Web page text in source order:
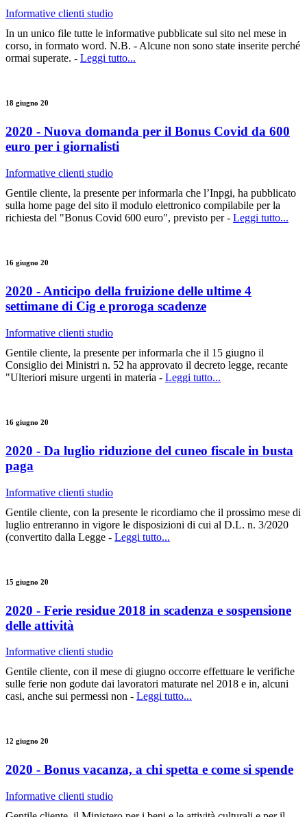
Informative clienti studio
In un unico file tutte le informative pubblicate sul sito nel mese in
corso, in formato word. N.B. - Alcune non sono state inserite perché
ormai superate. - Leggi tutto...
18 giugno 20
2020 - Nuova domanda per il Bonus Covid da 600
euro per i giornalisti
Informative clienti studio
Gentile cliente, la presente per informarla che l’Inpgi, ha pubblicato
sulla home page del sito il modulo elettronico compilabile per la
richiesta del "Bonus Covid 600 euro", previsto per - Leggi tutto...
16 giugno 20
2020 - Anticipo della fruizione delle ultime 4
settimane di Cig e proroga scadenze
Informative clienti studio
Gentile cliente, la presente per informarla che il 15 giugno il
Consiglio dei Ministri n. 52 ha approvato il decreto legge, recante
"Ulteriori misure urgenti in materia - Leggi tutto...
16 giugno 20
2020 - Da luglio riduzione del cuneo fiscale in busta
paga
Informative clienti studio
Gentile cliente, con la presente le ricordiamo che il prossimo mese di
luglio entreranno in vigore le disposizioni di cui al D.L. n. 3/2020
(convertito dalla Legge - Leggi tutto...
15 giugno 20
2020 - Ferie residue 2018 in scadenza e sospensione
delle attività
Informative clienti studio
Gentile cliente, con il mese di giugno occorre effettuare le verifiche
sulle ferie non godute dai lavoratori maturate nel 2018 e in, alcuni
casi, anche sui permessi non - Leggi tutto...
12 giugno 20
2020 - Bonus vacanza, a chi spetta e come si spende
Informative clienti studio